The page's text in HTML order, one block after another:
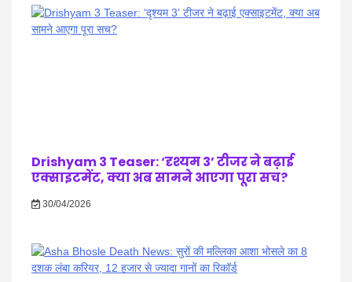
Drishyam 3 Teaser: ‘दृश्यम 3’ टीजर ने बढ़ाई
एक्साइटमेंट, क्या अब सामने आएगा पूरा सच?
30/04/2026